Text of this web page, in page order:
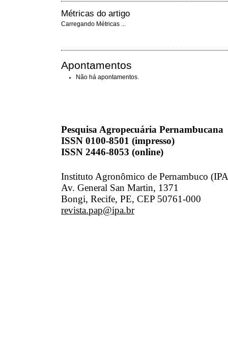
Métricas do artigo
Carregando Métricas ...
Apontamentos
Não há apontamentos.
Pesquisa Agropecuária Pernambucana
ISSN 0100-8501 (impresso)
ISSN 2446-8053 (online)
Instituto Agronômico de Pernambuco
Av. General San Martin, 1371
Bongi, Recife, PE, CEP 50761-000
revista.pap@ipa.br